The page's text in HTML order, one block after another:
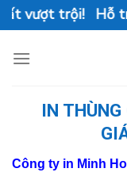
Skip
to
trội! Hỗ trợ
IN
Công ty in Minh